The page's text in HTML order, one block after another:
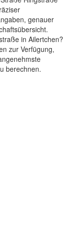
genauer
in Ailertchen?
zur Verfügung,
berechnen.